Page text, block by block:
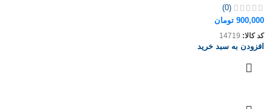
(0)
900,000 تومان
کد کالا: 14719
افزودن به سبد خرید